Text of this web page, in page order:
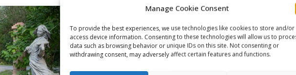
Manage Cookie Consent
To provide the best experiences, we use technologies like cookies to store and/or
access device information. Consenting to these technologies will allow us to
data such as browsing behavior or unique IDs on this site. Not consenting or
withdrawing consent, may adversely affect certain features and functions.